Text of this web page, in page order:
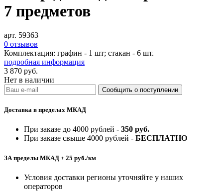
7 предметов
арт. 59363
0 отзывов
Комплектация: графин - 1 шт; стакан - 6 шт.
подробная информация
3 870 руб.
Нет в наличии
Доставка в пределах МКАД
При заказе до 4000 рублей - 350 руб.
При заказе свыше 4000 рублей - БЕСПЛАТНО
ЗА пределы МКАД + 25 руб./км
Условия доставки регионы уточняйте у наших
операторов